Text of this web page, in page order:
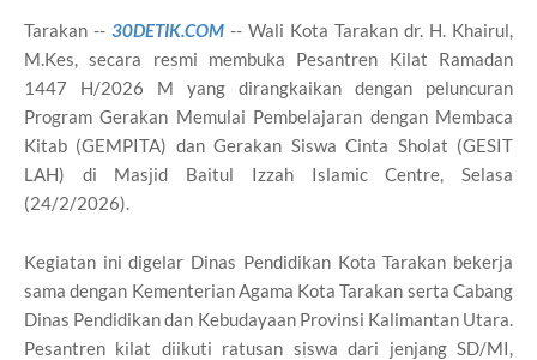
Tarakan -- 30DETIK.COM -- Wali Kota Tarakan dr. H. Khairul,
M.Kes, secara resmi membuka Pesantren Kilat Ramadan
1447 H/2026 M yang dirangkaikan dengan peluncuran
Program Gerakan Memulai Pembelajaran dengan Membaca
Kitab (GEMPITA) dan Gerakan Siswa Cinta Sholat (GESIT
LAH) di Masjid Baitul Izzah Islamic Centre, Selasa
(24/2/2026).
Kegiatan ini digelar Dinas Pendidikan Kota Tarakan bekerja
sama dengan Kementerian Agama Kota Tarakan serta Cabang
Dinas Pendidikan dan Kebudayaan Provinsi Kalimantan Utara.
Pesantren kilat diikuti ratusan siswa dari jenjang SD/MI,